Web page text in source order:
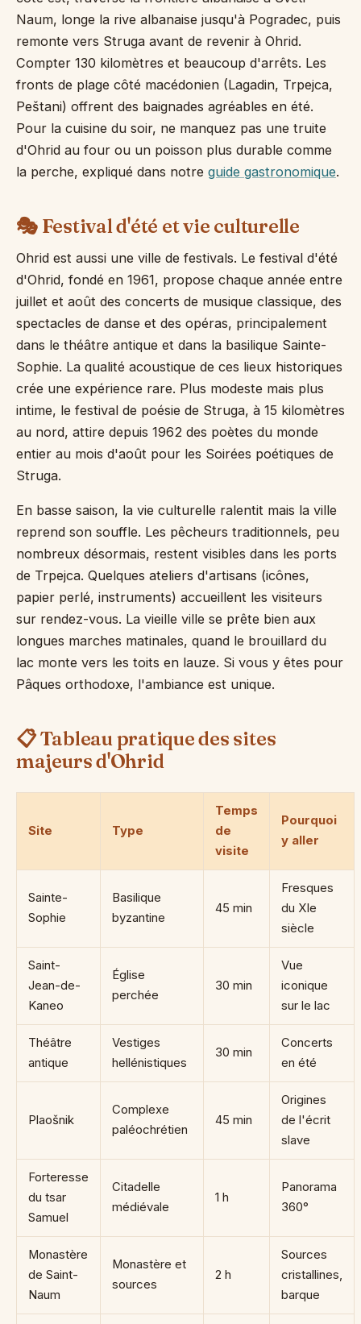
Naum, longe la rive albanaise jusqu'à Pogradec, puis
remonte vers Struga avant de revenir à Ohrid.
Compter 130 kilomètres et beaucoup d'arrêts. Les
fronts de plage côté macédonien (Lagadin, Trpejca,
Peštani) offrent des baignades agréables en été.
Pour la cuisine du soir, ne manquez pas une truite
d'Ohrid au four ou un poisson plus durable comme
la perche, expliqué dans notre guide gastronomique.
🎭 Festival d'été et vie culturelle
Ohrid est aussi une ville de festivals. Le festival d'été
d'Ohrid, fondé en 1961, propose chaque année entre
juillet et août des concerts de musique classique, des
spectacles de danse et des opéras, principalement
dans le théâtre antique et dans la basilique Sainte-
Sophie. La qualité acoustique de ces lieux historiques
crée une expérience rare. Plus modeste mais plus
intime, le festival de poésie de Struga, à 15 kilomètres
au nord, attire depuis 1962 des poètes du monde
entier au mois d'août pour les Soirées poétiques de
Struga.
En basse saison, la vie culturelle ralentit mais la ville
reprend son souffle. Les pêcheurs traditionnels, peu
nombreux désormais, restent visibles dans les ports
de Trpejca. Quelques ateliers d'artisans (icônes,
papier perlé, instruments) accueillent les visiteurs
sur rendez-vous. La vieille ville se prête bien aux
longues marches matinales, quand le brouillard du
lac monte vers les toits en lauze. Si vous y êtes pour
Pâques orthodoxe, l'ambiance est unique.
📋 Tableau pratique des sites
majeurs d'Ohrid
Site Type
Temps
de
visite
Pourquoi
y aller
Sainte-
Sophie
Basilique
byzantine
45 min
Fresques
du XIe
siècle
Saint-
Jean-de-
Kaneo
Église
perchée
30 min
Vue
iconique
sur le lac
Théâtre
antique
Vestiges
hellénistiques
30 min
Concerts
en été
Plaošnik
Complexe
paléochrétien
45 min
Origines
de l'écrit
slave
Forteresse
du tsar
Samuel
Citadelle
médiévale
1 h
Panorama
360°
Monastère
de Saint-
Naum
Monastère et
sources
2 h
Sources
cristallines,
barque